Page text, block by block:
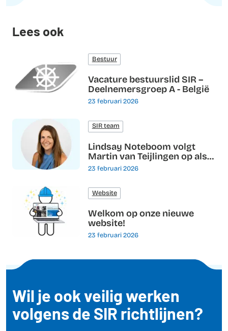
Lees ook
Bestuur
Vacature bestuurslid SIR –
Deelnemersgroep A - België
23 februari 2026
SIR team
Lindsay Noteboom volgt
Martin van Teijlingen op als
directeur van de SIR
23 februari 2026
Website
Welkom op onze nieuwe
website!
23 februari 2026
Wil je ook veilig werken
volgens de SIR richtlijnen?